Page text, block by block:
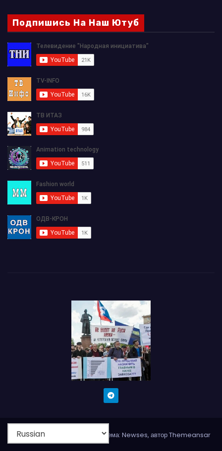
Подпишись На Наш Ютуб
Сайт работает на WordPress |Тема: Newses, авторThemeansar